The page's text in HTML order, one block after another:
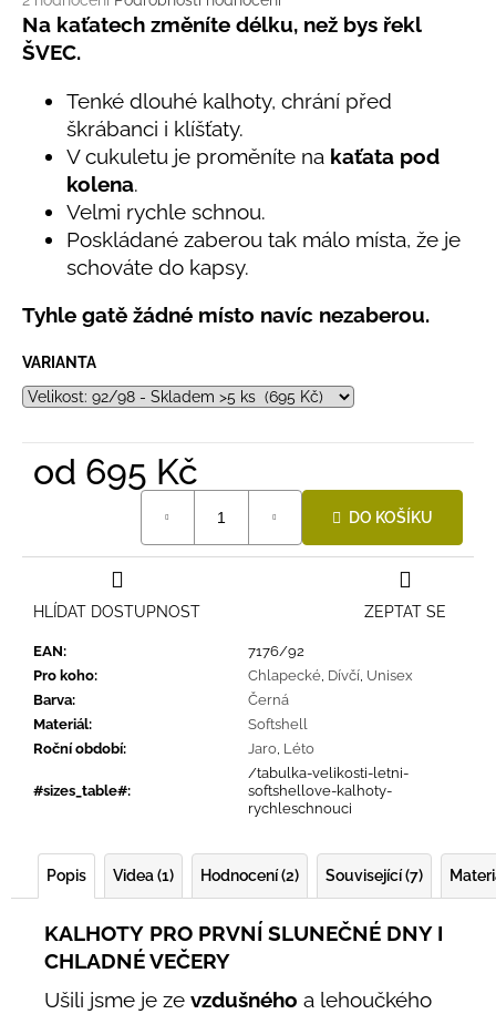
hodnocení
produktu
je
hvězdiček.
Na kaťatech změníte délku, než bys řekl
ŠVEC.
Tenké dlouhé kalhoty, chrání před
škrábanci i klíšťaty.
V cukuletu je proměníte na kaťata pod
kolena.
Velmi rychle schnou.
Poskládané zaberou tak málo místa, že je
schováte do kapsy.
Tyhle gatě žádné místo navíc nezaberou.
VARIANTA
od 695 Kč
DO KOŠÍKU
EAN:
7176/92
Pro koho: Chlapecké, Dívčí, Unisex
Barva:
Černá
Materiál:
Softshell
Roční období: Jaro, Léto
#sizes_table#:
/tabulka-velikosti-letni-
softshellove-kalhoty-
rychleschnouci
ZEPTAT SE
HLÍDAT DOSTUPNOST
Popis Videa (1) Hodnocení (2) Související (7)
KALHOTY PRO PRVNÍ SLUNEČNÉ DNY I
CHLADNÉ VEČERY
Ušili jsme je ze vzdušného a lehoučkého
u
j
LETNÍ
KLOBOUČEK
OUŠKY
BÍLÝ
395
Kč